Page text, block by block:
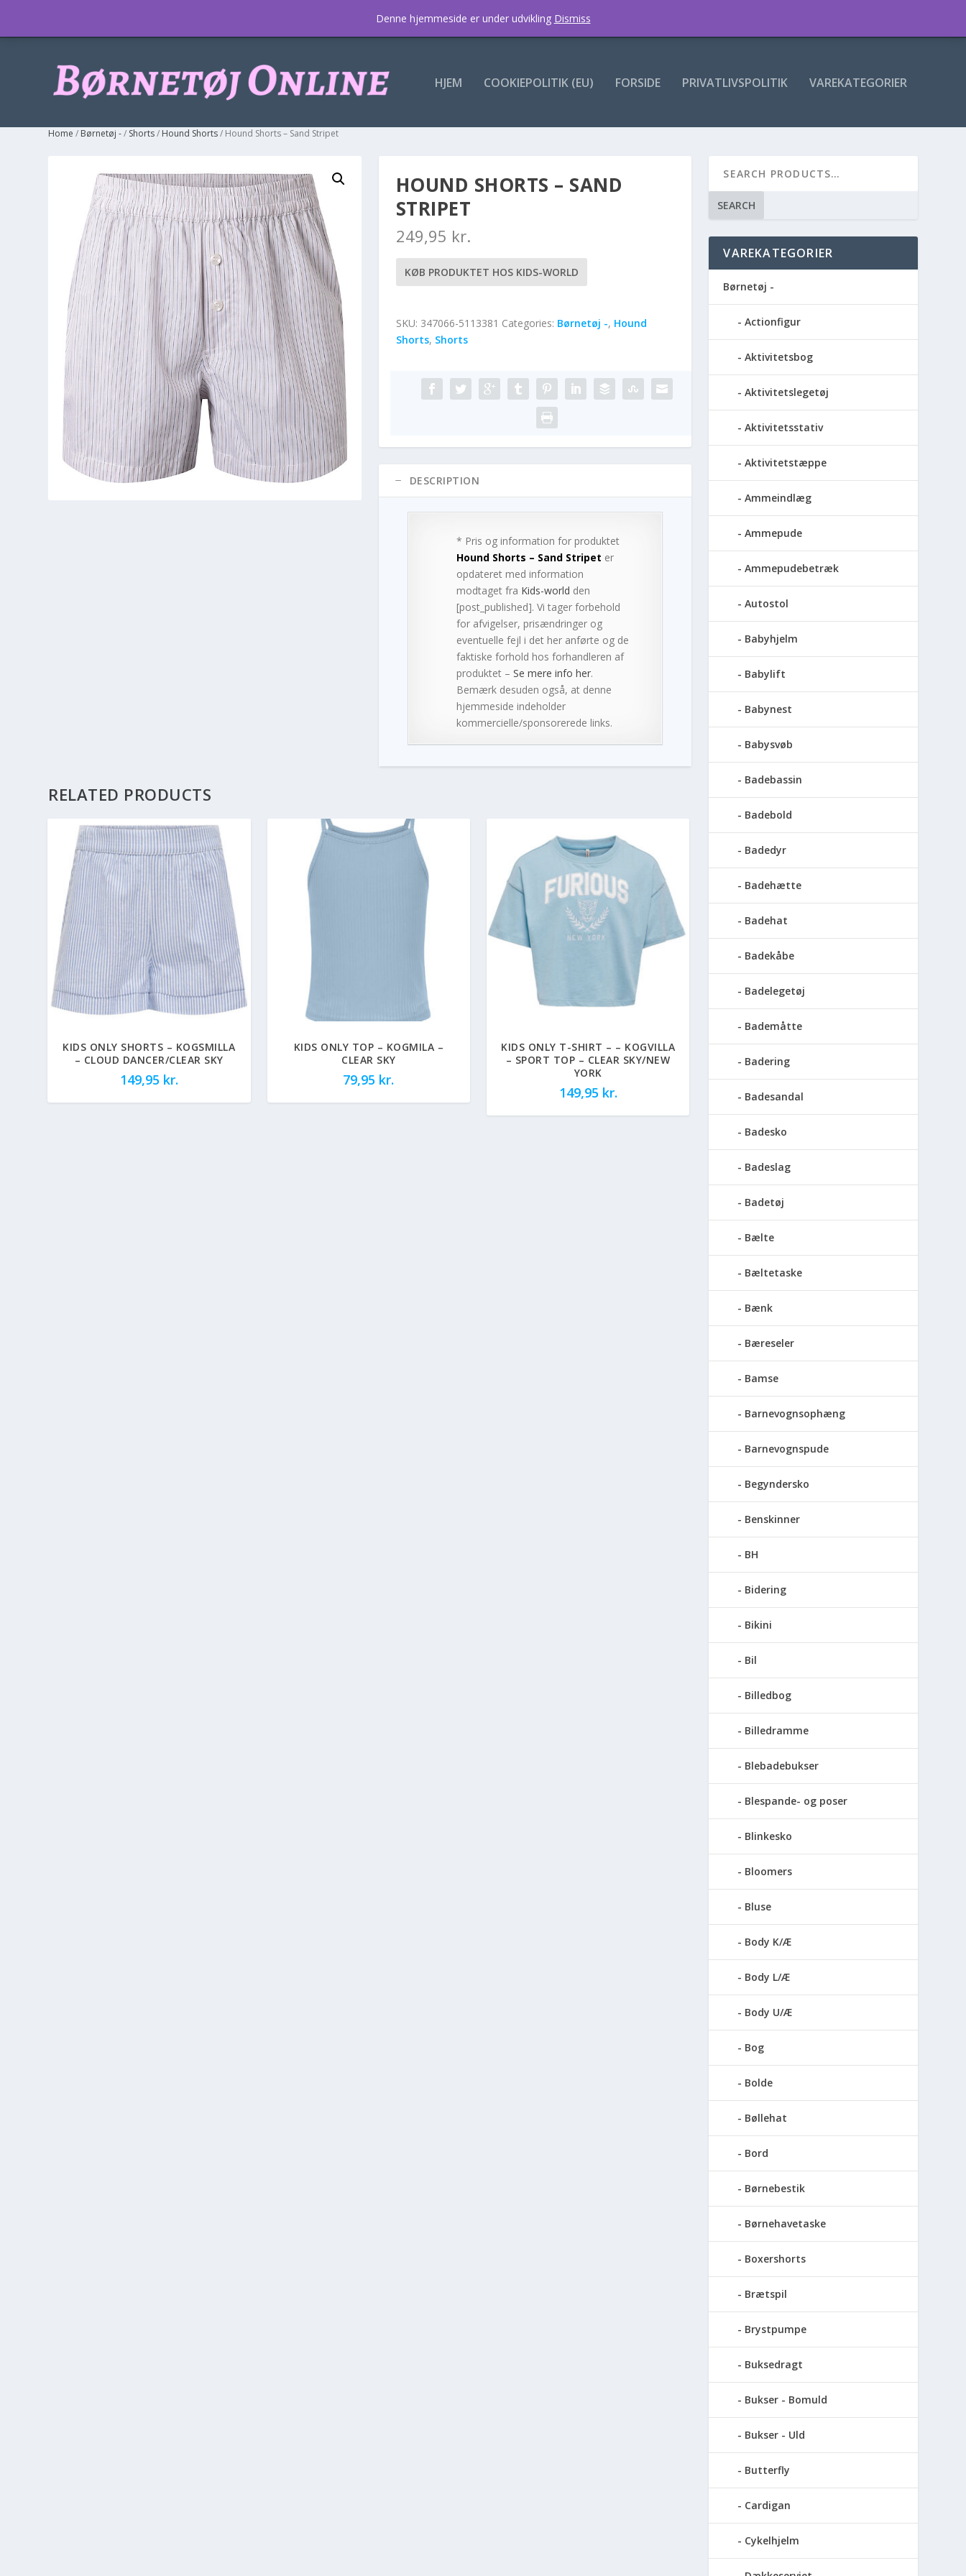
HJEM COOKIEPOLITIK (EU) FORSIDE PRIVATLIVSPOLITIK VAREKATEGORIER
Home / Børnetøj -/ Shorts/ Hound Shorts/ Hound Shorts – Sand Stripet
HOUND SHORTS – SAND
STRIPET
249,95 kr.
KØB PRODUKTET HOS KIDS-WORLD
SKU: 347066-5113381 Categories: Børnetøj -, Hound
Shorts, Shorts
DESCRIPTION
* Pris og information for produktet
Hound Shorts – Sand Stripet er
opdateret med information
modtaget fra Kids-world den
[post_published]. Vi tager forbehold
for afvigelser, prisændringer og
eventuelle fejl i det her anførte og de
faktiske forhold hos forhandleren af
produktet – Se mere info her.
Bemærk desuden også, at denne
hjemmeside indeholder
kommercielle/sponsorerede links.
RELATED PRODUCTS
KIDS ONLY SHORTS – KOGSMILLA
– CLOUD DANCER/CLEAR SKY
149,95 kr.
KIDS ONLY TOP – KOGMILA –
CLEAR SKY
79,95 kr.
KIDS ONLY T-SHIRT – – KOGVILLA
– SPORT TOP – CLEAR SKY/NEW
YORK
149,95 kr.
SEARCH
VAREKATEGORIER
Børnetøj -
Actionfigur
Aktivitetsbog
Aktivitetslegetøj
Aktivitetsstativ
Aktivitetstæppe
Ammeindlæg
Ammepude
Ammepudebetræk
Autostol
Babyhjelm
Babylift
Babynest
Babysvøb
Badebassin
Badebold
Badedyr
Badehætte
Badehat
Badekåbe
Badelegetøj
Bademåtte
Badering
Badesandal
Badesko
Badeslag
Badetøj
Bælte
Bæltetaske
Bænk
Bæreseler
Bamse
Barnevognsophæng
Barnevognspude
Begyndersko
Benskinner
BH
Bidering
Bikini
Bil
Billedbog
Billedramme
Blebadebukser
Blespande- og poser
Blinkesko
Bloomers
Bluse
Body K/Æ
Body L/Æ
Body U/Æ
Bog
Bolde
Bøllehat
Bord
Børnebestik
Børnehavetaske
Boxershorts
Brætspil
Brystpumpe
Buksedragt
Bukser - Bomuld
Bukser - Uld
Butterfly
Cardigan
Cykelhjelm
Denne hjemmeside er under udvikling Dismiss